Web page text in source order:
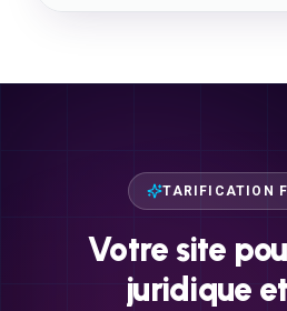
TARIFICATION
Votre site
juridique et